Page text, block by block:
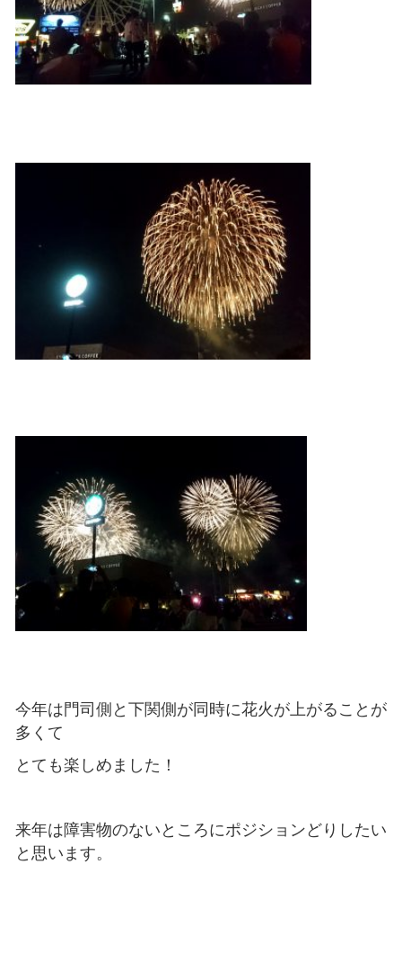
今年は門司側と下関側が同時に花火が上がることが
多くて
とても楽しめました！
来年は障害物のないところにポジションどりしたい
と思います。